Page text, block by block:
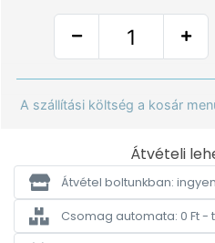
A szállítási költség a kosár
Átvételi
Átvétel boltunkban:
Csomag automata: 0 Ft -